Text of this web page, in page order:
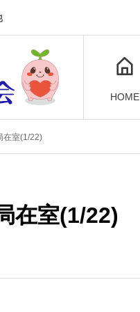
HOME
在室(1/22)
在室(1/22)